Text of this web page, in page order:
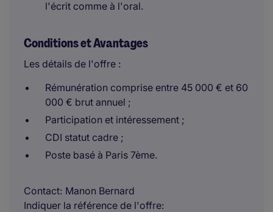
l'écrit comme à l'oral.
Conditions et Avantages
Les détails de l'offre :
Rémunération comprise entre 45 000 € et 60
000 € brut annuel ;
Participation et intéressement ;
CDI statut cadre ;
Poste basé à Paris 7ème.
Contact Manon Bernard
Indiquer la référence de l'offre